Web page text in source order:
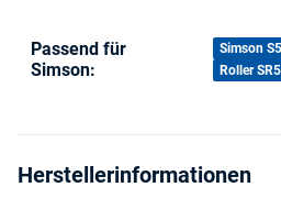
Produkteigenschaft
Wert
Passend für
Simson:
Simson
Roller
Herstellerinformationen